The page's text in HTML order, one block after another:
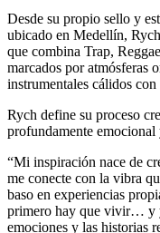
Desde su propio sello y
ubicado en Medellín,
que combina Trap,
marcados por atmósferas
instrumentales cálidos
Rych define su proceso
profundamente emocional
“Mi inspiración nace de
me conecte con la vibra
baso en experiencias
primero hay que vivir… y
emociones y las historias